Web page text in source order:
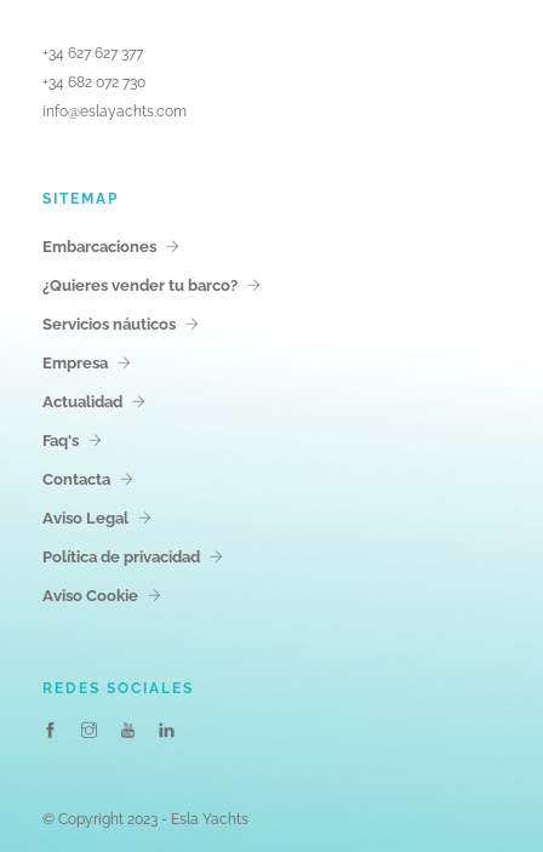
+34 627 627 377
+34 682 072 730
info@eslayachts.com
SITEMAP
Embarcaciones
¿Quieres vender tu barco?
Servicios náuticos
Empresa
Actualidad
Faq's
Contacta
Aviso Legal
Política de privacidad
Aviso Cookie
REDES SOCIALES
© Copyright 2023 - Esla Yachts